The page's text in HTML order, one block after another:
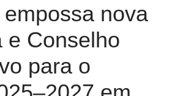
nova
e Conselho
para o